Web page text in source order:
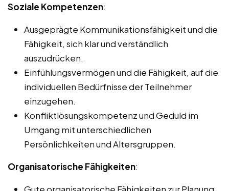
Soziale Kompetenzen:
Ausgeprägte Kommunikationsfähigkeit und die
Fähigkeit, sich klar und verständlich
auszudrücken.
Einfühlungsvermögen und die Fähigkeit, auf die
individuellen Bedürfnisse der Teilnehmer
einzugehen.
Konfliktlösungskompetenz und Geduld im
Umgang mit unterschiedlichen
Persönlichkeiten und Altersgruppen.
Organisatorische Fähigkeiten: